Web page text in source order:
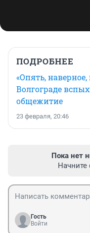
ПОДРОБНЕЕ
«Опять,
Волгограде
общежитие
23 февраля, 20:46
Пока нет
Гость
Войти